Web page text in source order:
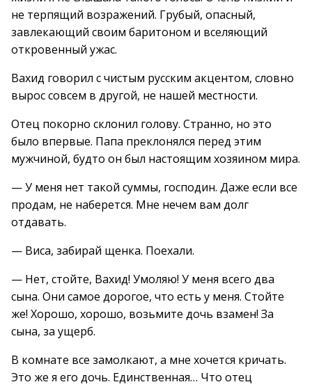
не терпящий возражений. Грубый, опасный,
завлекающий своим баритоном и вселяющий
откровенный ужас.
Вахид говорил с чистым русским акцентом, словно
вырос совсем в другой, не нашей местности.
Отец покорно склонил голову. Странно, но это
было впервые. Папа преклонялся перед этим
мужчиной, будто он был настоящим хозяином мира.
— У меня нет такой суммы, господин. Даже если все
продам, не наберется. Мне нечем вам долг
отдавать.
— Виса, забирай щенка. Поехали.
— Нет, стойте, Вахид! Умоляю! У меня всего два
сына. Они самое дорогое, что есть у меня. Стойте
же! Хорошо, хорошо, возьмите дочь взамен! За
сына, за ущерб.
В комнате все замолкают, а мне хочется кричать.
Это же я его дочь. Единственная… Что отец